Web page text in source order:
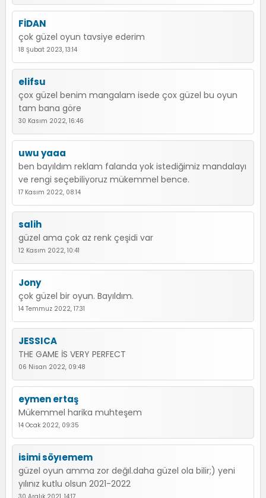
FİDAN
çok güzel oyun tavsiye ederim
18 Şubat 2023, 13:14
elifsu
çox güzel benim mangalam isede çox güzel bu oyun
tam bana göre
30 Kasım 2022, 16:46
uwu yaaa
ben bayıldım reklam falanda yok istediğimiz mandalayı
ve rengi seçebiliyoruz mükemmel bence.
17 Kasım 2022, 08:14
salih
güzel ama çok az renk çeşidi var
12 Kasım 2022, 10:41
Jony
çok güzel bir oyun. Bayıldım.
14 Temmuz 2022, 17:31
JESSICA
THE GAME İS VERY PERFECT
06 Nisan 2022, 09:48
eymen ertaş
Mükemmel harika muhteşem
14 Ocak 2022, 09:35
isimi söyıemem
güzel oyun amma zor değıl.daha güzel ola bilir;) yeni
yılınız kutlu olsun 2021-2022